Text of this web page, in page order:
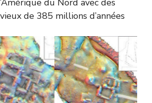
de 385 millions d’années